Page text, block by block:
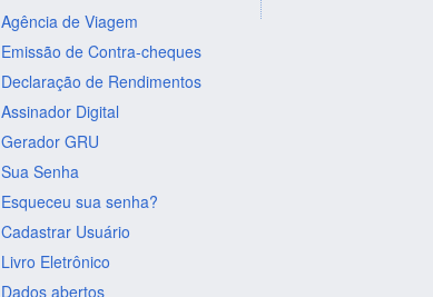
Agência de Viagem
Emissão de Contra-cheques
Declaração de Rendimentos
Assinador Digital
Gerador GRU
Sua Senha
Esqueceu sua senha?
Cadastrar Usuário
Livro Eletrônico
Dados abertos